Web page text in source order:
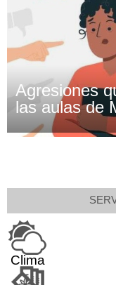
Agresiones
las aulas de
Clima